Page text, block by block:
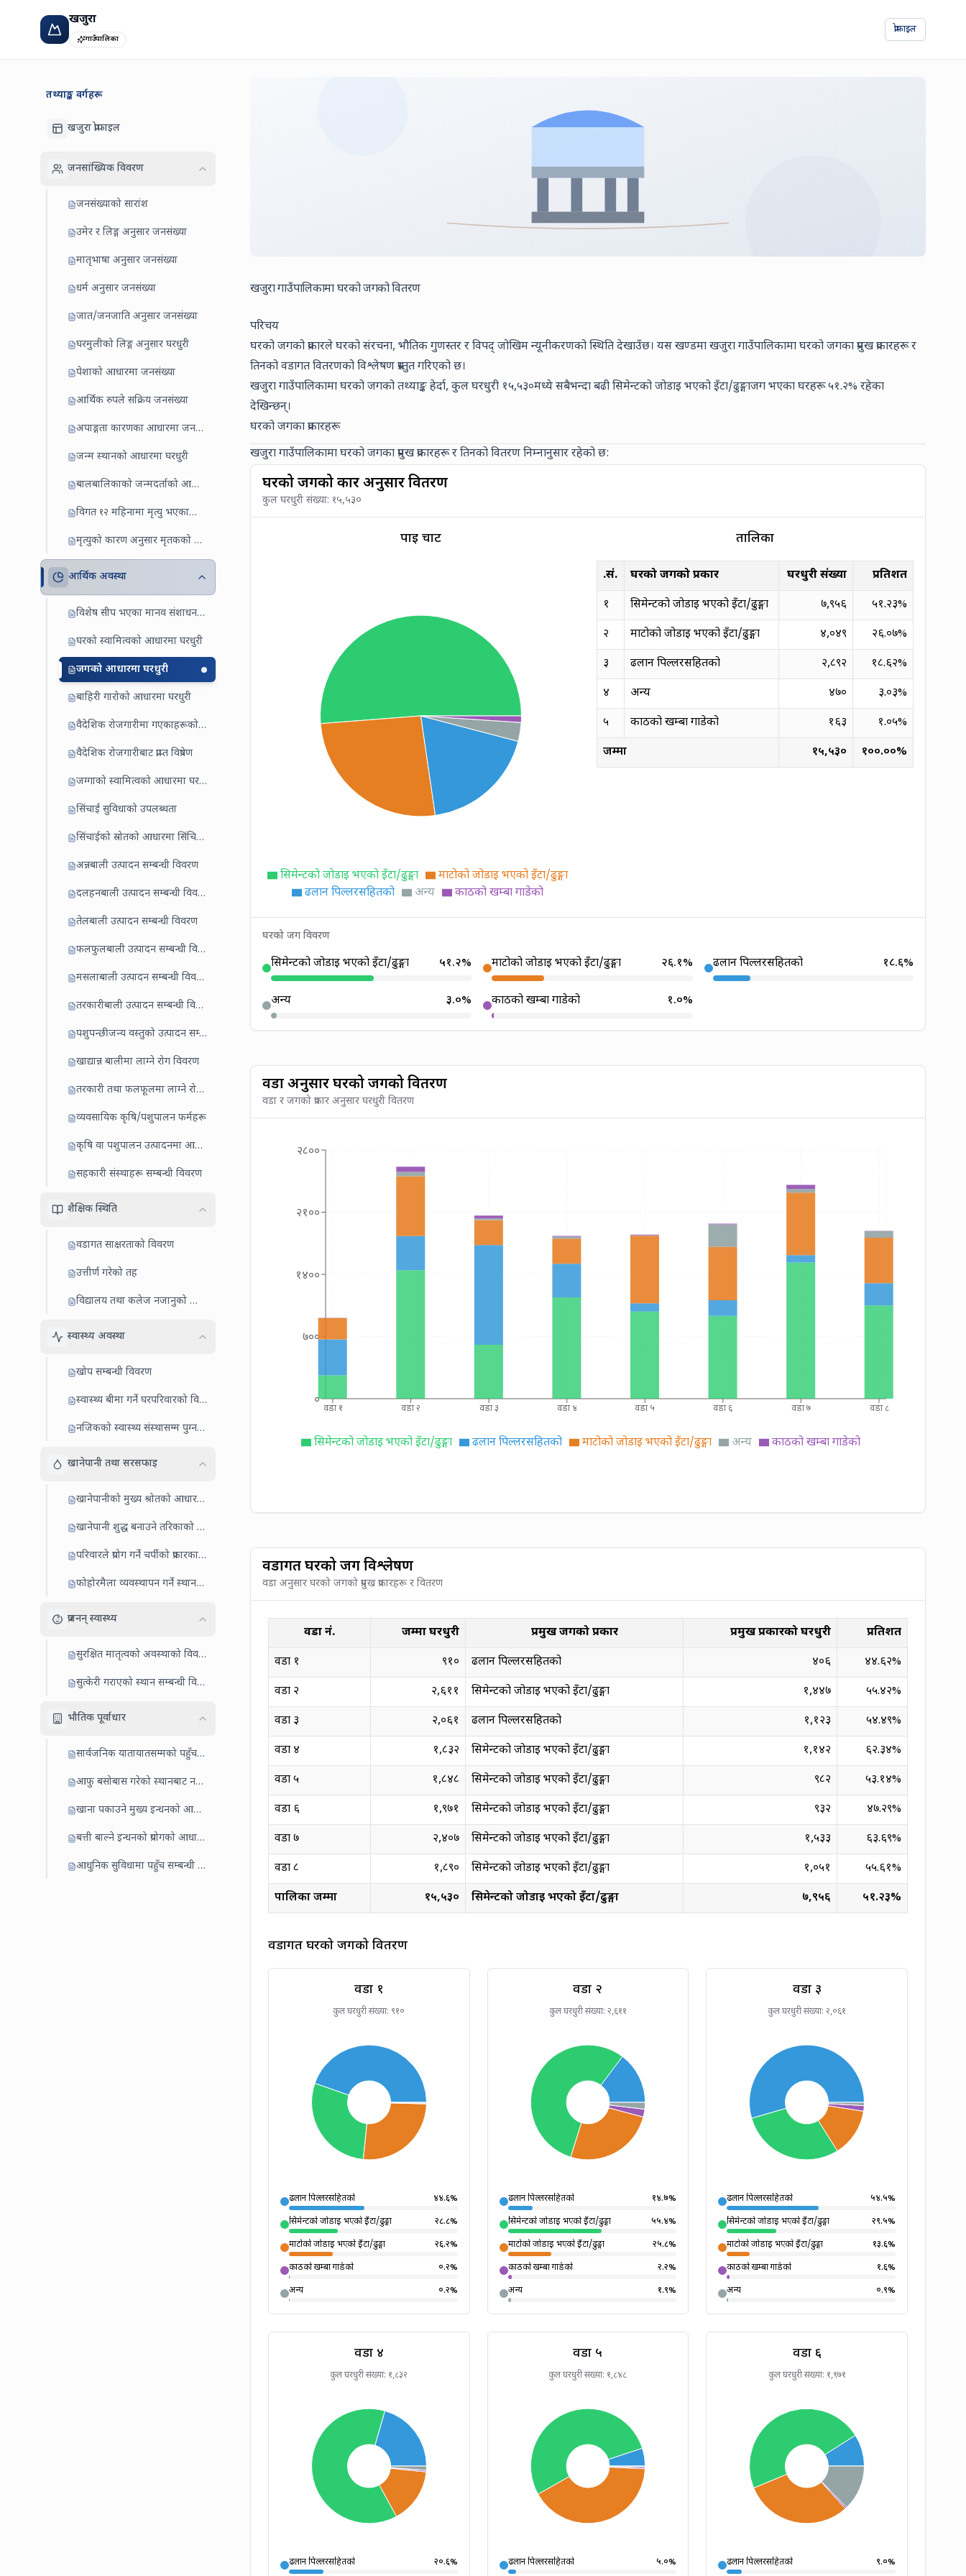
खजुरा
गाउँपालिका
प्रोफाइल
तथ्याङ्क वर्गहरू
खजुरा प्रोफाइल
जनसांख्यिक विवरण
जनसंख्याको सारांश
उमेर र लिङ्ग अनुसार जनसंख्या
मातृभाषा अनुसार जनसंख्या
धर्म अनुसार जनसंख्या
जात/जनजाति अनुसार जनसंख्या
घरमुलीको लिङ्ग अनुसार घरधुरी
पेशाको आधारमा जनसंख्या
आर्थिक रुपले सक्रिय जनसंख्या
अपाङ्गता कारणका आधारमा जनसंख्या
जन्म स्थानको आधारमा घरधुरी
बालबालिकाको जन्मदर्ताको आधारमा जनसंख्या
विगत १२ महिनामा मृत्यु भएकाको विवरण
मृत्युको कारण अनुसार मृतकको संख्या
आर्थिक अवस्था
विशेष सीप भएका मानव संशाधनको विवरण
घरको स्वामित्वको आधारमा घरधुरी
जगको आधारमा घरधुरी
बाहिरी गारोको आधारमा घरधुरी
वैदेशिक रोजगारीमा गएकाहरूको विवरण
वैदेशिक रोजगारीबाट प्राप्त विप्रेषण
जग्गाको स्वामित्वको आधारमा घरधुरी
सिंचाई सुविधाको उपलब्धता
सिंचाईको स्रोतको आधारमा सिंचित जमिन
अन्नबाली उत्पादन सम्बन्धी विवरण
दलहनबाली उत्पादन सम्बन्धी विवरण
तेलबाली उत्पादन सम्बन्धी विवरण
फलफुलबाली उत्पादन सम्बन्धी विवरण
मसलाबाली उत्पादन सम्बन्धी विवरण
तरकारीबाली उत्पादन सम्बन्धी विवरण
पशुपन्छीजन्य वस्तुको उत्पादन सम्बन्धी विवरण
खाद्यान्न बालीमा लाग्ने रोग विवरण
तरकारी तथा फलफूलमा लाग्ने रोग/किरा
व्यवसायिक कृषि/पशुपालन फर्महरू
कृषि वा पशुपालन उत्पादनमा आबद्ध घरधुरी
सहकारी संस्थाहरू सम्बन्धी विवरण
शैक्षिक स्थिति
वडागत साक्षरताको विवरण
उत्तीर्ण गरेको तह
विद्यालय तथा कलेज नजानुको कारण
स्वास्थ्य अवस्था
खोप सम्बन्धी विवरण
स्वास्थ्य बीमा गर्ने घरपरिवारको विवरण
नजिकको स्वास्थ्य संस्थासम्म पुग्न लाग्ने समय
खानेपानी तथा सरसफाइ
खानेपानीको मुख्य श्रोतको आधारमा घरधुरी
खानेपानी शुद्ध बनाउने तरिकाको आधारमा घरधुरी
परिवारले प्रयोग गर्ने चर्पीको प्रकारका आधारमा घरधुरी
फोहोरमैला व्यवस्थापन गर्ने स्थानको आधारमा घरधुरी
प्रजनन् स्वास्थ्य
सुरक्षित मातृत्वको अवस्थाको विवरण
सुत्केरी गराएको स्थान सम्बन्धी विवरण
भौतिक पूर्वाधार
सार्वजनिक यातायातसम्मको पहुँचको अवस्था
आफु बसोबास गरेको स्थानबाट नजिकका बजार केन्द्रसम्म लाग्ने अनुमानित समय
खाना पकाउने मुख्य इन्धनको आधारमा घरधुरी
बत्ती बाल्ने इन्धनको प्रयोगको आधारमा
आधुनिक सुविधामा पहुँच सम्बन्धी विवरण
खजुरा गाउँपालिकामा घरको जगको वितरण
परिचय
घरको जगको प्रकारले घरको संरचना, भौतिक गुणस्तर र विपद् जोखिम न्यूनीकरणको स्थिति देखाउँछ। यस खण्डमा खजुरा गाउँपालिकामा घरको जगका प्रमुख प्रकारहरू र
तिनको वडागत वितरणको विश्लेषण प्रस्तुत गरिएको छ।
खजुरा गाउँपालिकामा घरको जगको तथ्याङ्क हेर्दा, कुल घरधुरी १५,५३०मध्ये सबैभन्दा बढीसिमेन्टको जोडाइ भएको इँटा/ढुङ्गाजग भएका घरहरू५१.२% रहेका
देखिन्छन्।
घरको जगका प्रकारहरू
खजुरा गाउँपालिकामा घरको जगका प्रमुख प्रकारहरू र तिनको वितरण निम्नानुसार रहेको छ:
घरको जगको प्रकार अनुसार वितरण
कुल घरधुरी संख्या: १५,५३०
पाई चार्ट
सिमेन्टको जोडाइ भएको इँटा/ढुङ्गा
माटोको जोडाइ भएको इँटा/ढुङ्गा
ढलान पिल्लरसहितको
अन्य काठको खम्बा गाडेको
तालिका
क्र.सं. घरको जगको प्रकार घरधुरी संख्या
प्रतिशत
१
सिमेन्टको जोडाइ भएको इँटा/ढुङ्गा ७,९५६ ५१.२३%
२
माटोको जोडाइ भएको इँटा/ढुङ्गा ४,०४९ २६.०७%
३
ढलान पिल्लरसहितको २,८९२ १८.६२%
४
अन्य ४७० ३.०३%
५
काठको खम्बा गाडेको १६३ १.०५%
जम्मा
१५,५३० १००.००%
घरको जग विवरण
सिमेन्टको जोडाइ भएको इँटा/ढुङ्गा ५१.२% माटोको जोडाइ भएको इँटा/ढुङ्गा २६.१% ढलान पिल्लरसहितको १८.६%
अन्य ३.०% काठको खम्बा गाडेको १.०%
वडा अनुसार घरको जगको वितरण
वडा र जगको प्रकार अनुसार घरधुरी वितरण
वडा १ वडा २ वडा ३ वडा ४ वडा ५ वडा ६ वडा ७ वडा ८
०
७००
१४००
२१००
२८००
सिमेन्टको जोडाइ भएको इँटा/ढुङ्गा ढलान पिल्लरसहितको माटोको जोडाइ भएको इँटा/ढुङ्गा अन्य काठको खम्बा गाडेको
वडागत घरको जग विश्लेषण
वडा अनुसार घरको जगको प्रमुख प्रकारहरू र वितरण
वडा नं. जम्मा घरधुरी प्रमुख जगको प्रकार प्रमुख प्रकारको घरधुरी
प्रतिशत
वडा १ ९१० ढलान पिल्लरसहितको ४०६ ४४.६२%
वडा २ २,६११ सिमेन्टको जोडाइ भएको इँटा/ढुङ्गा १,४४७ ५५.४२%
वडा ३ २,०६१ ढलान पिल्लरसहितको १,१२३ ५४.४९%
वडा ४ १,८३२ सिमेन्टको जोडाइ भएको इँटा/ढुङ्गा १,१४२ ६२.३४%
वडा५ १,८४८ सिमेन्टको जोडाइ भएको इँटा/ढुङ्गा ९८२ ५३.१४%
वडा ६ १,९७१ सिमेन्टको जोडाइ भएको इँटा/ढुङ्गा ९३२ ४७.२९%
वडा७ २,४०७ सिमेन्टको जोडाइ भएको इँटा/ढुङ्गा १,५३३ ६३.६९%
वडा८ १,८९० सिमेन्टको जोडाइ भएको इँटा/ढुङ्गा १,०५१ ५५.६१%
पालिका जम्मा
१५,५३० सिमेन्टको जोडाइ भएको इँटा/ढुङ्गा ७,९५६ ५१.२३%
वडागत घरको जगको वितरण
वडा १
कुल घरधुरी संख्या: ९१०
ढलान पिल्लरसहितको ४४.६%
सिमेन्टको जोडाइ भएको इँटा/ढुङ्गा
२८.८%
माटोको जोडाइ भएको इँटा/ढुङ्गा
२६.२%
काठको खम्बा गाडेको
०.२%
अन्य
०.२%
वडा २
कुल घरधुरी संख्या: २,६११
ढलान पिल्लरसहितको १४.७%
सिमेन्टको जोडाइ भएको इँटा/ढुङ्गा
५५.४%
माटोको जोडाइ भएको इँटा/ढुङ्गा
२५.८%
काठको खम्बा गाडेको
२.२%
अन्य
१.९%
वडा ३
कुल घरधुरी संख्या:२,०६१
ढलान पिल्लरसहितको ५४.५%
सिमेन्टको जोडाइ भएको इँटा/ढुङ्गा
२९.५%
माटोको जोडाइ भएको इँटा/ढुङ्गा
१३.६%
काठको खम्बा गाडेको
१.६%
अन्य
०.९%
वडा ४
कुल घरधुरी संख्या: १,८३२
ढलान पिल्लरसहितको २०.६%
वडा ५
कुल घरधुरी संख्या: १,८४८
ढलान पिल्लरसहितको ५.०%
वडा ६
कुल घरधुरी संख्या: १,९७१
ढलान पिल्लरसहितको ९.०%